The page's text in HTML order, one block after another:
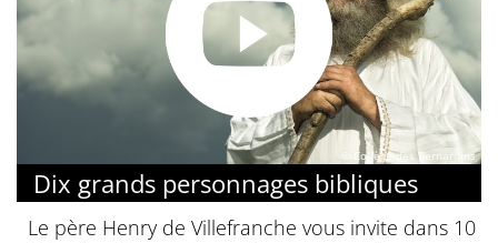
© Collège des Bernardins
Dix grands personnages bibliques
Le père Henry de Villefranche vous invite dans 10